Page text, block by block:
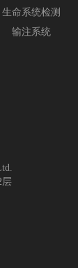
生命系统检测
输注系统
层